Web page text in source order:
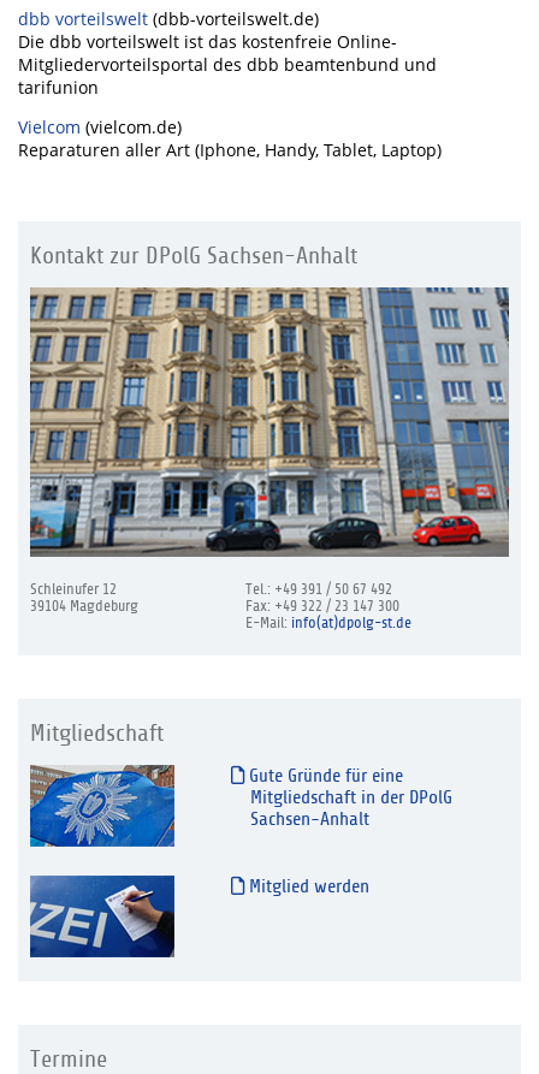
dbb vorteilswelt (dbb-vorteilswelt.de)
Die dbb vorteilswelt ist das kostenfreie Online-
Mitgliedervorteilsportal des dbb beamtenbund und
tarifunion
Vielcom (vielcom.de)
Reparaturen aller Art (Iphone, Handy, Tablet, Laptop)
Kontakt zur DPolG Sachsen-Anhalt
Schleinufer 12
39104 Magdeburg
Tel.: +49 391 / 50 67 492
Fax: +49 322 / 23 147 300
E-Mail: info(at)dpolg-st.de
Mitgliedschaft
Gute Gründe für eine
Mitgliedschaft in der DPolG
Sachsen-Anhalt
Mitglied werden
Termine